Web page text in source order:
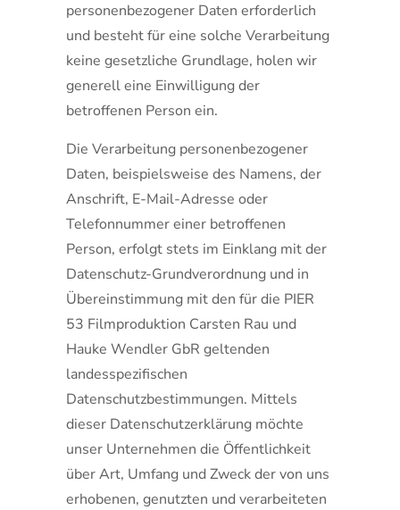
personenbezogener Daten erforderlich
und besteht für eine solche Verarbeitung
keine gesetzliche Grundlage, holen wir
generell eine Einwilligung der
betroffenen Person ein.
Die Verarbeitung personenbezogener
Daten, beispielsweise des Namens, der
Anschrift, E-Mail-Adresse oder
Telefonnummer einer betroffenen
Person, erfolgt stets im Einklang mit der
Datenschutz-Grundverordnung und in
Übereinstimmung mit den für die PIER
53 Filmproduktion Carsten Rau und
Hauke Wendler GbR geltenden
landesspezifischen
Datenschutzbestimmungen. Mittels
dieser Datenschutzerklärung möchte
unser Unternehmen die Öffentlichkeit
über Art, Umfang und Zweck der von uns
erhobenen, genutzten und verarbeiteten